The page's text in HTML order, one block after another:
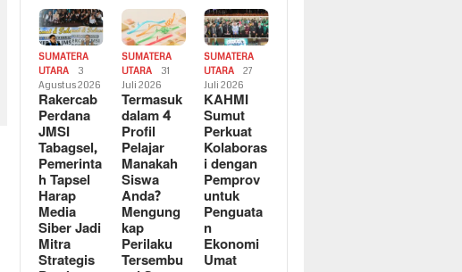
SUMATERA
UTARA
3
Agustus 2026
Rakercab
Perdana
JMSI
Tabagsel,
Pemerinta
h Tapsel
Harap
Media
Siber Jadi
Mitra
Strategis
SUMATERA
UTARA
31
Juli 2026
Termasuk
dalam 4
Profil
Pelajar
Manakah
Siswa
Anda?
Mengung
kap
Perilaku
Tersembu
SUMATERA
UTARA
27
Juli 2026
KAHMI
Sumut
Perkuat
Kolaboras
i dengan
Pemprov
untuk
Penguata
n
Ekonomi
Umat